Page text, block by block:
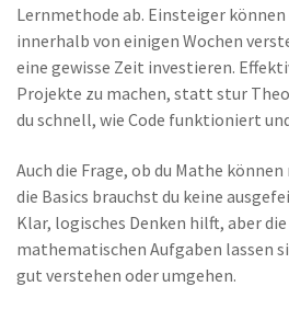
Lernmethode ab. Einsteiger können
innerhalb von einigen Wochen
eine gewisse Zeit investieren.
Projekte zu machen, statt stur
du schnell, wie Code funktioniert
Auch die Frage, ob du Mathe
die Basics brauchst du keine
Klar, logisches Denken hilft, aber
mathematischen Aufgaben lassen
gut verstehen oder umgehen.